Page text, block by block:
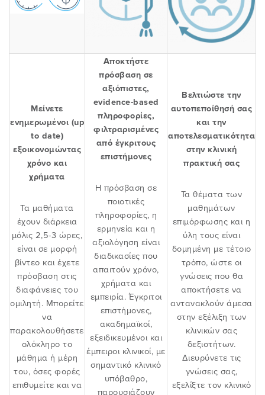
Μείνετε
ενημερωμένοι (up
to date)
εξοικονομώντας
χρόνο και
χρήματα
Τα μαθήματα
έχουν διάρκεια
μόλις 2,5-3 ώρες,
είναι σε μορφή
βίντεο και έχετε
πρόσβαση στις
διαφάνειες του
ομιλητή. Μπορείτε
να
παρακολουθήσετε
ολόκληρο το
μάθημα ή μέρη
του, όσες φορές
επιθυμείτε και να
Αποκτήστε
πρόσβαση σε
αξιόπιστες,
evidence-based
πληροφορίες,
φιλτραρισμένες
από έγκριτους
επιστήμονες
H πρόσβαση σε
ποιοτικές
πληροφορίες, η
ερμηνεία και η
αξιολόγηση είναι
διαδικασίες που
απαιτούν χρόνο,
χρήματα και
εμπειρία. Έγκριτοι
επιστήμονες,
ακαδημαϊκοί,
εξειδικευμένοι και
έμπειροι κλινικοί, με
σημαντικό κλινικό
υπόβαθρο,
παρουσιάζουν
Βελτιώστε την
αυτοπεποίθησή σας
και την
αποτελεσματικότητα
στην κλινική
πρακτική σας
Τα θέματα των
μαθημάτων
επιμόρφωσης και η
ύλη τους είναι
δομημένη με τέτοιο
τρόπο, ώστε οι
γνώσεις που θα
αποκτήσετε να
αντανακλούν άμεσα
στην εξέλιξη των
κλινικών σας
δεξιοτήτων.
Διευρύνετε τις
γνώσεις σας,
εξελίξτε τον κλινικό